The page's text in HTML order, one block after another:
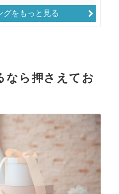
グをもっと見る
なら押さえてお